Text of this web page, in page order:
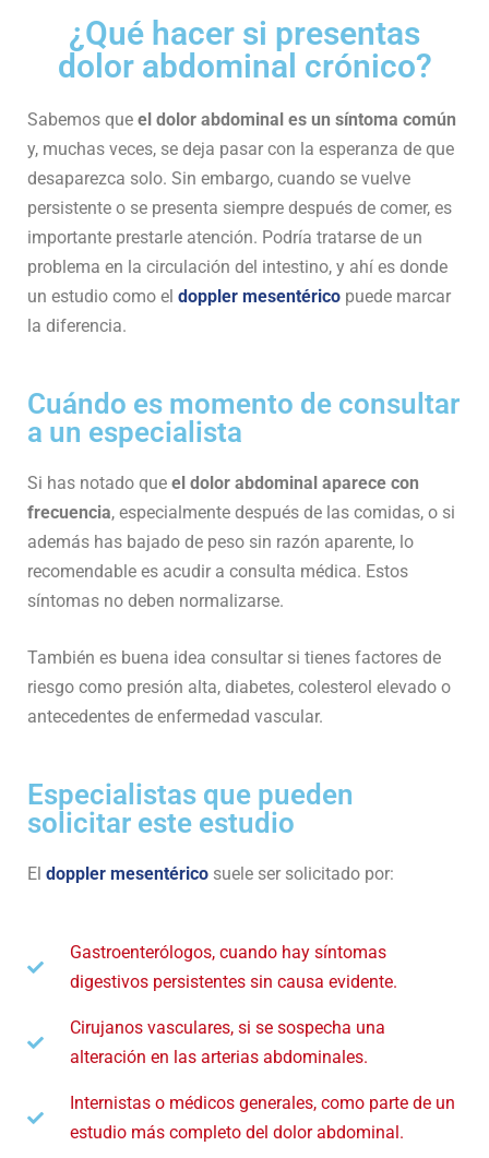
¿Qué hacer si presentas
dolor abdominal crónico?
Sabemos que el dolor abdominal es un síntoma común
y, muchas veces, se deja pasar con la esperanza de que
desaparezca solo. Sin embargo, cuando se vuelve
persistente o se presenta siempre después de comer, es
importante prestarle atención. Podría tratarse de un
problema en la circulación del intestino, y ahí es donde
un estudio como el doppler mesentérico puede marcar
la diferencia.
Cuándo es momento de consultar
a un especialista
Si has notado que el dolor abdominal aparece con
frecuencia, especialmente después de las comidas, o si
además has bajado de peso sin razón aparente, lo
recomendable es acudir a consulta médica. Estos
síntomas no deben normalizarse.
También es buena idea consultar si tienes factores de
riesgo como presión alta, diabetes, colesterol elevado o
antecedentes de enfermedad vascular.
Especialistas que pueden
solicitar este estudio
El doppler mesentérico suele ser solicitado por:
Gastroenterólogos, cuando hay síntomas
digestivos persistentes sin causa evidente.
Cirujanos vasculares, si se sospecha una
alteración en las arterias abdominales.
Internistas o médicos generales, como parte de un
estudio más completo del dolor abdominal.